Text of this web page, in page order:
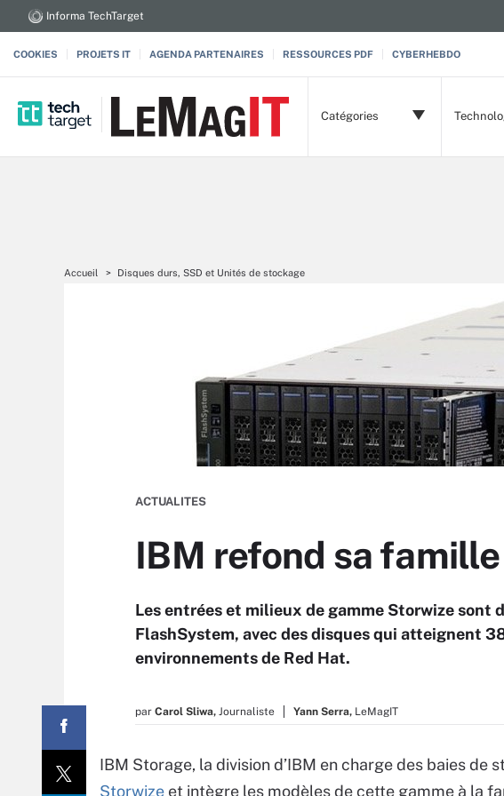
Informa TechTarget
COOKIES PROJETS IT AGENDA PARTENAIRES RESSOURCES PDF CYBERHEBDO
Catégories
Accueil Disques durs, SSD et Unités de stockage
ACTUALITES
IBM refond sa
Les entrées et milieux de gamme Storwize sont
FlashSystem, avec des disques qui atteignent
environnements de Red Hat.
par Carol Sliwa, Journaliste Yann Serra, LeMagIT
IBM Storage, la division d’IBM en charge des baies
Storwize et intègre les modèles de cette gamme à la